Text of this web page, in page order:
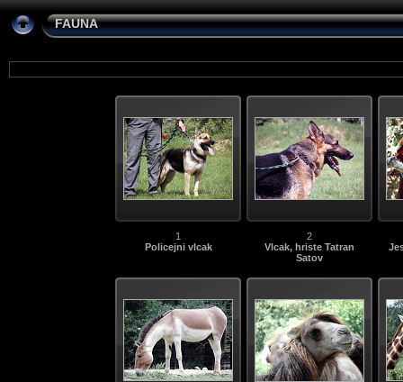
FAUNA
1
Policejni vlcak
2
Vlcak, hriste Tatran
Satov